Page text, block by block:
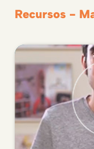
Recursos -